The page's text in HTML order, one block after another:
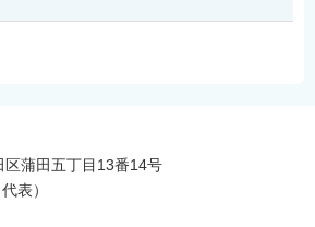
区蒲田五丁目13番14号
表）